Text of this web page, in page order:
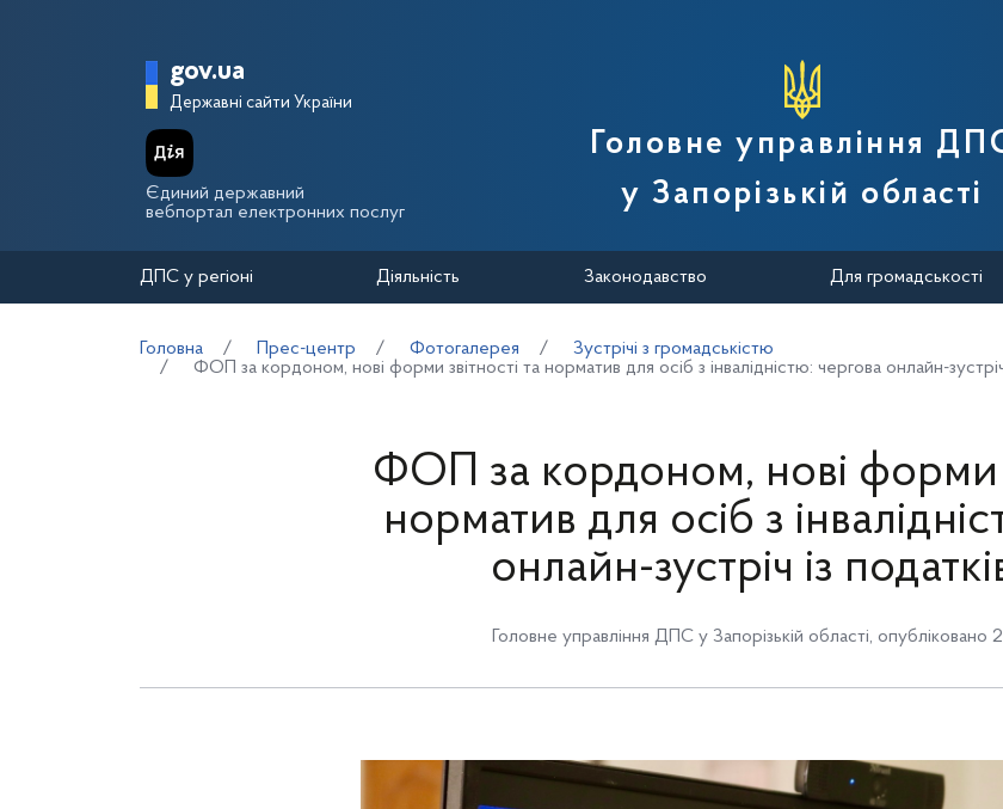
Головна сторінка Державної податкової служби
gov.ua
Державні сайти України
Єдиний державний
вебпортал електронних послуг
Головне управління
у Запорізькій області
ДПС у регіоні Діяльність Законодавство Для громадськості
Головна Прес-центр Фотогалерея
Зустрічі з громадськістю
ФОП за кордоном, нові форми звітності та норматив для осіб з інвалідністю: чергова онлайн-
ФОП за кордоном, нові форми
норматив для осіб з
онлайн-зустріч із
Головне управління ДПС у Запорізькій області, опубліковано